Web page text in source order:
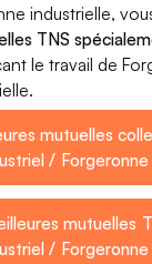
industrielle,
TNS
le travail de
mutuelles
/
mutuelles
/